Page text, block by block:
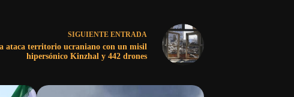
SIGUIENTE ENTRADA
ataca territorio ucraniano con un misil
hipersónico Kinzhal y 442 drones